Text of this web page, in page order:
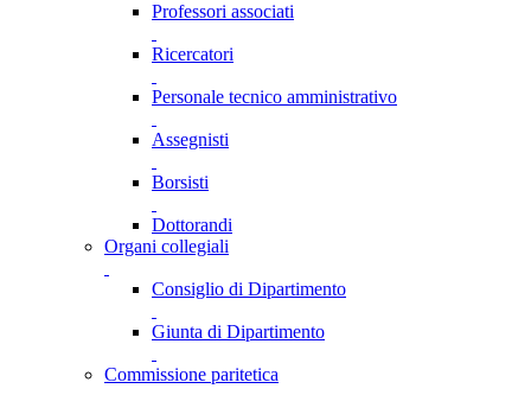
Professori associati
Ricercatori
Personale tecnico amministrativo
Assegnisti
Borsisti
Dottorandi
Organi collegiali
Consiglio di Dipartimento
Giunta di Dipartimento
Commissione paritetica